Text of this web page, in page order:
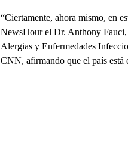
“Ciertamente, ahora mismo, en
NewsHour el Dr. Anthony Fauci,
Alergias y Enfermedades
CNN, afirmando que el país está